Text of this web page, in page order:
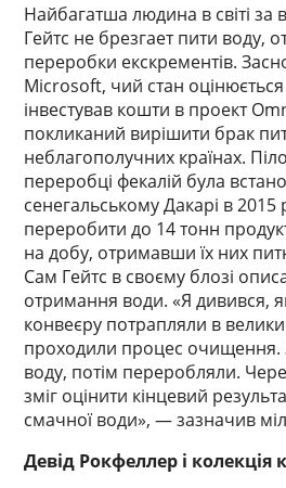
Найбагатша людина в світі за
Гейтс не брезгает пити воду,
переробки екскрементів.
Microsoft, чий стан
інвестував кошти в проект
покликаний вирішити брак
неблагополучних країнах.
переробці фекалій була
сенегальському Дакарі в 2015
переробити до 14 тонн
на добу, отримавши їх них
Сам Гейтс в своєму блозі
отримання води. «Я дивився,
конвеєру потрапляли в
проходили процес очищення.
воду, потім переробляли.
зміг оцінити кінцевий
смачної води», — зазначив
Девід Рокфеллер і колекція